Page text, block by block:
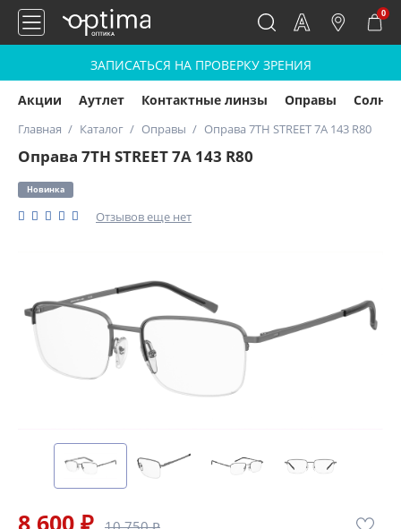
0
ЗАПИСАТЬСЯ НА ПРОВЕРКУ ЗРЕНИЯ
Акции Аутлет Контактные линзы Оправы
Главная Каталог Оправы Оправа 7TH STREET 7A 143 R80
Оправа 7TH STREET 7A 143 R80
Новинка
Отзывов еще нет
8 600 ₽